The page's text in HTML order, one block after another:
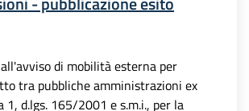
di mobilità esterna per
tra pubbliche amministrazioni ex
1, d.lgs. 165/2001 e s.m.i., per la